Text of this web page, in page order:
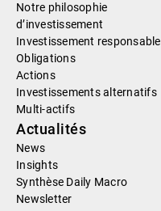
Notre philosophie
d’investissement
Investissement responsable
Obligations
Actions
Investissements alternatifs
Multi-actifs
Actualités
News
Insights
Synthèse Daily Macro
Newsletter